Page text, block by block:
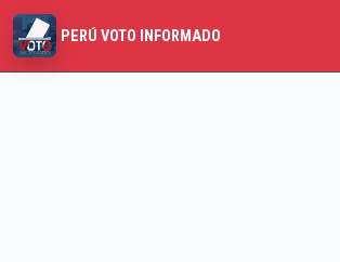
PERÚ VOTO INFORMADO